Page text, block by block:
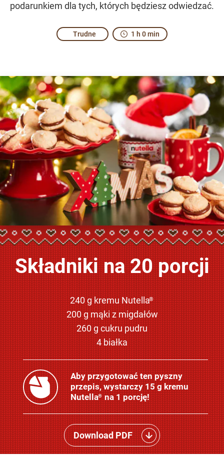
podarunkiem dla tych, których będziesz odwiedzać.
Trudne 1 h 0 min
Składniki na 20 porcji
240 g kremu Nutella®
200 g mąki z migdałów
260 g cukru pudru
4 białka
Aby przygotować ten pyszny
przepis, wystarczy 15 g kremu
Nutella® na 1 porcję!
Download PDF